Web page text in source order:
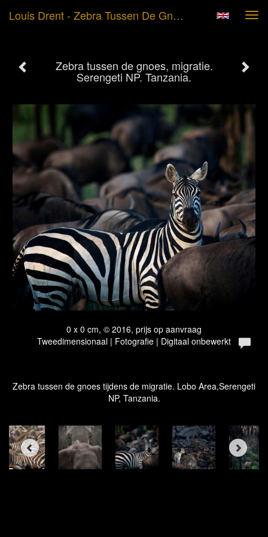
Louis Drent - Zebra Tussen De Gnoes, Migratie. Serengeti NP. Tanzania.
Zebra tussen de gnoes, migratie.
Serengeti NP. Tanzania.
0 x 0 cm, © 2016, prijs op aanvraag
Tweedimensionaal | Fotografie | Digitaal onbewerkt
Zebra tussen de gnoes tijdens de migratie. Lobo Area,Serengeti
NP, Tanzania.